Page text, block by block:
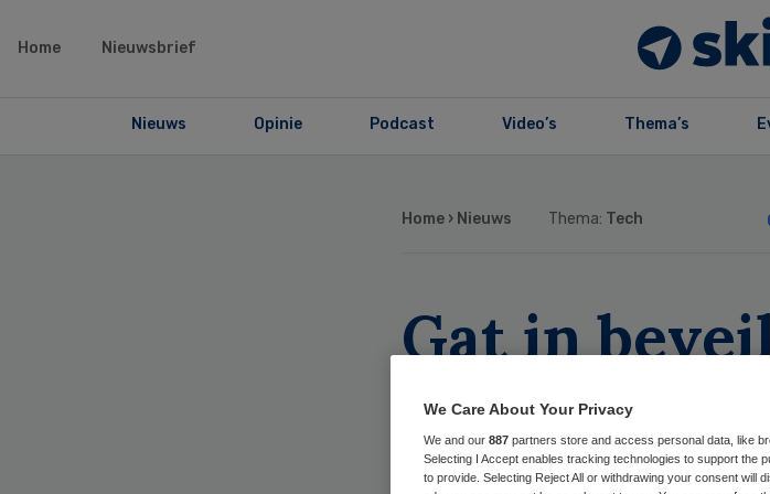
Home Nieuwsbrief
Nieuws Opinie Podcast Video’s Thema’s
Home › Nieuws Thema: Tech
Gat in
om
We Care About Your Privacy
We and our 887 partners store and access personal data, like
Selecting I Accept enables tracking technologies to support the
to provide. Selecting Reject All or withdrawing your consent will